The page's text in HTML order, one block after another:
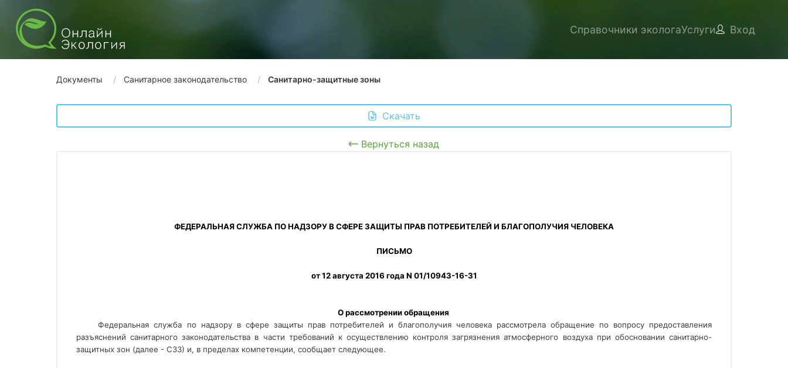
Справочники экологаУслуги Вход
Документы Санитарное законодательство Санитарно-защитные зоны
Скачать
Вернуться назад
ФЕДЕРАЛЬНАЯ СЛУЖБА ПО НАДЗОРУ В СФЕРЕ ЗАЩИТЫ ПРАВ ПОТРЕБИТЕЛЕЙ И БЛАГОПОЛУЧИЯ ЧЕЛОВЕКА
ПИСЬМО
от 12 августа 2016 года N 01/10943-16-31
О рассмотрении обращения
Федеральная служба по надзору в сфере защиты прав потребителей и благополучия человека рассмотрела обращение по вопросу предоставления
разъяснений санитарного законодательства в части требований к осуществлению контроля загрязнения атмосферного воздуха при обосновании санитарно-
защитных зон (далее - СЗЗ) и, в пределах компетенции, сообщает следующее.